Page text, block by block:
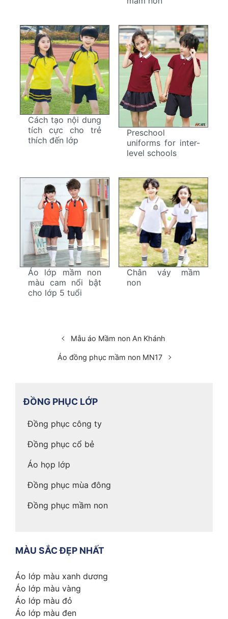
Cách tạo nội dung
tích cực cho trẻ
thích đến lớp
Preschool
uniforms for inter-
level schools
Áo lớp mầm non
màu cam nổi bật
cho lớp 5 tuổi
Chân váy mầm
non
Mẫu áo Mầm non An Khánh
Áo đồng phục mầm non MN17
ĐỒNG PHỤC LỚP
Đồng phục công ty
Đồng phục cổ bẻ
Áo họp lớp
Đồng phục mùa đông
Đồng phục mầm non
MÀU SẮC ĐẸP NHẤT
Áo lớp màu xanh dương
Áo lớp màu vàng
Áo lớp màu đỏ
Áo lớp màu đen